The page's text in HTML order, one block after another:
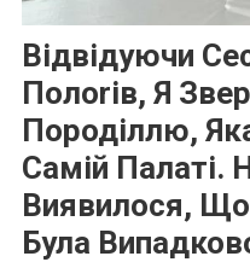
Відвідуючи
Полоrів, Я
Породіллю,
Самій Палаті.
Виявилося,
Була